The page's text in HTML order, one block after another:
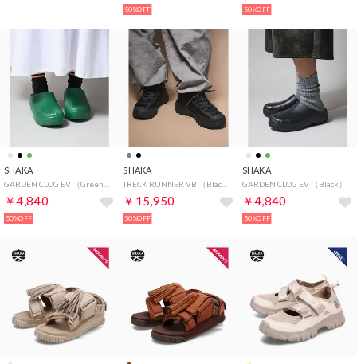
50%OFF 50%OFF
SHAKA
GARDEN CLOG EV （Green）
￥4,840
50%OFF
SHAKA
TRECK RUNNER VB （Black）
￥15,950
50%OFF
SHAKA
GARDEN CLOG EV （Black）
￥4,840
50%OFF